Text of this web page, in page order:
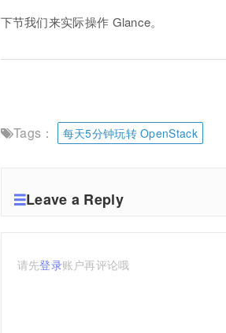
下节我们来实际操作 Glance。
Tags： 每天5分钟玩转 OpenStack
Leave a Reply
请先登录账户再评论哦